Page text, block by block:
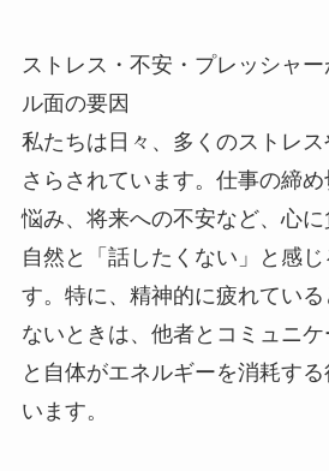
ストレス・不安・プレッシャ
ル面の要因
私たちは日々、多くのストレ
さらされています。仕事の締
悩み、将来への不安など、心に
自然と「話したくない」と感
す。特に、精神的に疲れてい
ないときは、他者とコミュニケ
と自体がエネルギーを消耗す
います。